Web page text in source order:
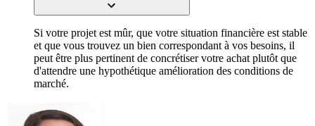
Si votre projet est mûr, que votre situation financière est stable
et que vous trouvez un bien correspondant à vos besoins, il
peut être plus pertinent de concrétiser votre achat plutôt que
d'attendre une hypothétique amélioration des conditions de
marché.